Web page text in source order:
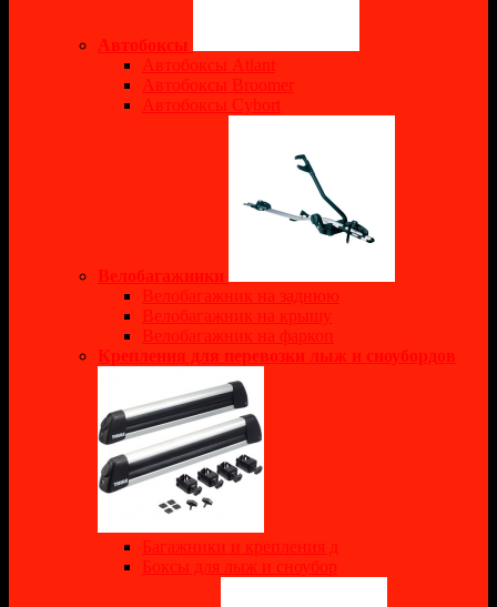
Автобоксы
Автобоксы Atlant
Автобоксы Broomer
Автобоксы Cybort
Велобагажники
Велобагажник на заднюю
Велобагажник на крышу
Велобагажник на фаркоп
Крепления для перевозки лыж и сноубордов
Багажники и крепления д
Боксы для лыж и сноубор